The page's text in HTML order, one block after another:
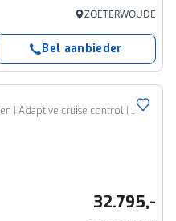
ZOETERWOUDE
Bel aanbieder
2.5 FHEV Titanium 190pk | AGR-stoelen | Adaptive cruise control | Sony audio | Achteruitrijcamera | Stoelverwarming | SYNC 3 Navigatie | Complete historie
32.795,-